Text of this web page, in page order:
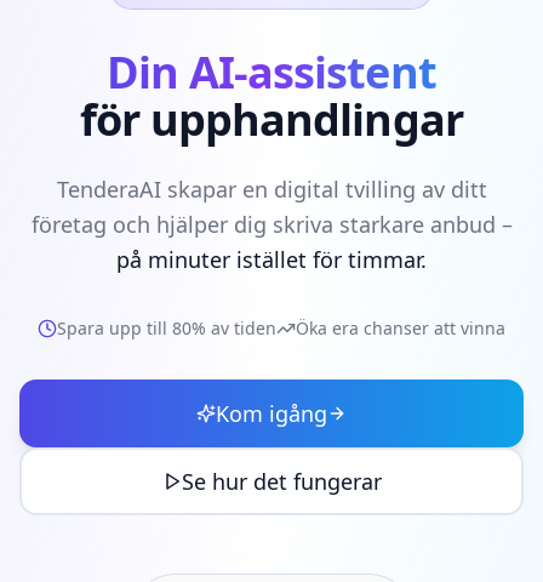
Din AI-assistent
för upphandlingar
TenderaAI skapar en digital tvilling av ditt
företag och hjälper dig skriva starkare anbud –
på minuter istället för timmar.
Spara upp till 80% av tiden Öka era chanser att vinna
Kom igång
Se hur det fungerar